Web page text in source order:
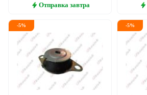
Отправка завтра
-5% -5%